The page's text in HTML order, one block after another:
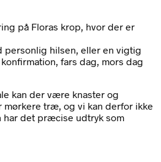
på Floras krop, hvor der er
personlig hilsen, eller en vigtig
fars dag, mors dag
kan der være knaster og
mørkere træ, og vi kan derfor ikke
har det præcise udtryk som